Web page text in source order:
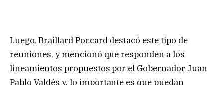
Luego, Braillard Poccard destacó este tipo de
reuniones, y mencionó que responden a los
lineamientos propuestos por el Gobernador Juan
Pablo Valdés y, lo importante es que puedan